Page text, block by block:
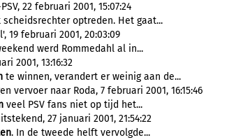
22 februari 2001, 15:07:24
scheidsrechter optreden. Het gaat...
19 februari 2001, 20:03:09
werd Rommedahl al in...
2001, 13:16:32
te winnen, verandert er weinig aan de...
vervoer naar Roda, 7 februari 2001, 16:15:46
veel PSV fans niet op tijd het...
27 januari 2001, 21:54:22
. In de tweede helft vervolgde...